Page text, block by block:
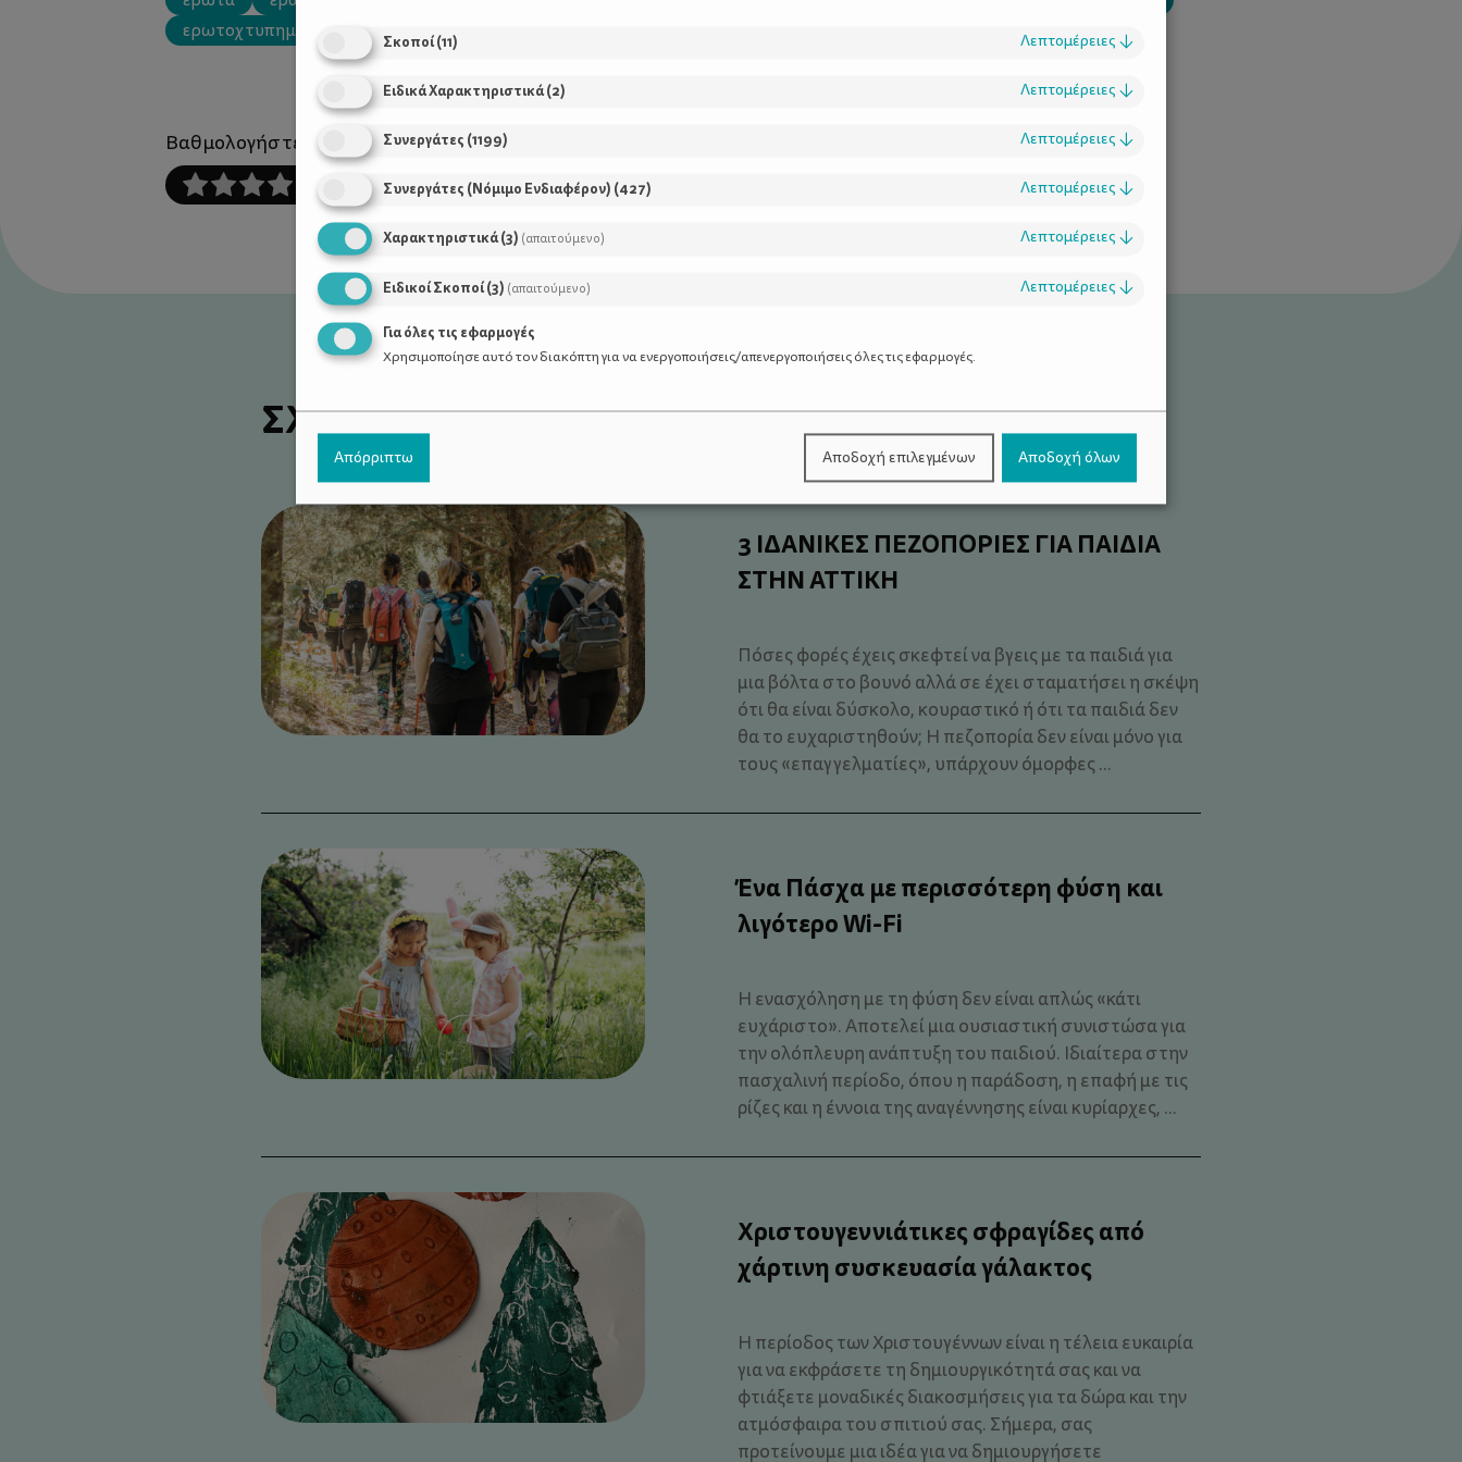
Βαθμολογήστε αυτό το άρθρο :
ερωτοχτυπημένος
σύντροφος
ΣΧΕΤΙΚΑ ΑΡΘΡΑ
3 ΙΔΑΝΙΚΕΣ ΠΕΖΟΠΟΡΙΕΣ ΓΙΑ ΠΑΙΔΙΑ
ΣΤΗΝ ΑΤΤΙΚΗ
Πόσες φορές έχεις σκεφτεί να βγεις με τα παιδιά για
μια βόλτα στο βουνό αλλά σε έχει σταματήσει η σκέψη
ότι θα είναι δύσκολο, κουραστικό ή ότι τα παιδιά δεν
θα το ευχαριστηθούν; Η πεζοπορία δεν είναι μόνο για
τους «επαγγελματίες», υπάρχουν όμορφες ...
Ένα Πάσχα με περισσότερη φύση και
λιγότερο Wi-Fi
Η ενασχόληση με τη φύση δεν είναι απλώς «κάτι
ευχάριστο». Αποτελεί μια ουσιαστική συνιστώσα για
την ολόπλευρη ανάπτυξη του παιδιού. Ιδιαίτερα στην
πασχαλινή περίοδο, όπου η παράδοση, η επαφή με τις
ρίζες και η έννοια της αναγέννησης είναι κυρίαρχες, ...
Χριστουγεννιάτικες σφραγίδες από
χάρτινη συσκευασία γάλακτος
Η περίοδος των Χριστουγέννων είναι η τέλεια ευκαιρία
για να εκφράσετε τη δημιουργικότητά σας και να
φτιάξετε μοναδικές διακοσμήσεις για τα δώρα και την
ατμόσφαιρα του σπιτιού σας. Σήμερα, σας
προτείνουμε μια ιδέα για να δημιουργήσετε
Σκοποί(11) Λεπτομέρειες ↓
Ειδικά Χαρακτηριστικά(2) Λεπτομέρειες ↓
Συνεργάτες (1199) Λεπτομέρειες ↓
Συνεργάτες (Νόμιμο Ενδιαφέρον) (427) Λεπτομέρειες ↓
Χαρακτηριστικά(3) (απαιτούμενο) Λεπτομέρειες ↓
Ειδικοί Σκοποί(3) (απαιτούμενο) Λεπτομέρειες ↓
Για όλες τις εφαρμογές
Χρησιμοποίησε αυτό τον διακόπτη για να ενεργοποιήσεις/απενεργοποιήσεις όλες τις εφαρμογές.
Απόρριπτω Αποδοχή επιλεγμένων Αποδοχή όλων